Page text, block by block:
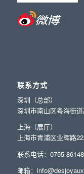
联系方式
深圳（总部）
深圳市南山区粤海街
上海（展厅）
上海市青浦区业辉路
联系电话：0755-
邮箱：